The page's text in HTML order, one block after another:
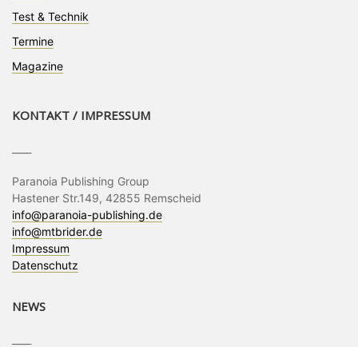
Test & Technik
Termine
Magazine
KONTAKT / IMPRESSUM
Paranoia Publishing Group
Hastener Str.149, 42855 Remscheid
info@paranoia-publishing.de
info@mtbrider.de
Impressum
Datenschutz
NEWS